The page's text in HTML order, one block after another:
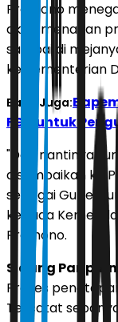
Pramono
akan menahan
sampai di
ke Kementerian
Baca Juga:
FGD untuk
"Dan nantinya
disampaikan ke
sebagai
kepada
Pramono.
Sidang
Proses
Tercatat